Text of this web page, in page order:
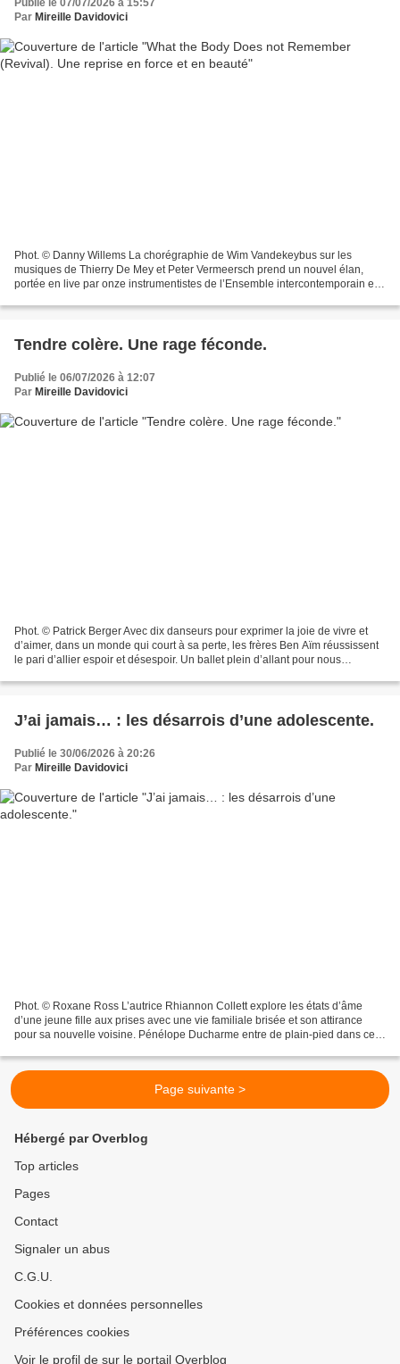
Par Mireille Davidovici
Phot. © Danny Willems La chorégraphie de Wim Vandekeybus sur les
musiques de Thierry De Mey et Peter Vermeersch prend un nouvel élan,
portée en live par onze instrumentistes de l’Ensemble intercontemporain et
Tendre colère. Une rage féconde.
Publié le 06/07/2026 à 12:07
Par Mireille Davidovici
Phot. © Patrick Berger Avec dix danseurs pour exprimer la joie de vivre et
d’aimer, dans un monde qui court à sa perte, les frères Ben Aïm réussissent
le pari d’allier espoir et désespoir. Un ballet plein d’allant pour nous
J’ai jamais… : les désarrois d’une adolescente.
Publié le 30/06/2026 à 20:26
Par Mireille Davidovici
Phot. © Roxane Ross L’autrice Rhiannon Collett explore les états d’âme
d’une jeune fille aux prises avec une vie familiale brisée et son attirance
pour sa nouvelle voisine. Pénélope Ducharme entre de plain-pied dans ce
Page suivante >
Hébergé par Overblog
Top articles
Pages
Contact
Signaler un abus
C.G.U.
Cookies et données personnelles
Préférences cookies
Voir le profil de sur le portail Overblog